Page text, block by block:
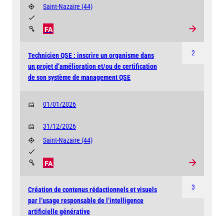
Saint-Nazaire (44)
FA
2
Technicien QSE : inscrire un organisme dans
un projet d’amélioration et/ou de certification
de son système de management QSE
01/01/2026
31/12/2026
Saint-Nazaire (44)
FA
3
Création de contenus rédactionnels et visuels
par l’usage responsable de l’intelligence
artificielle générative